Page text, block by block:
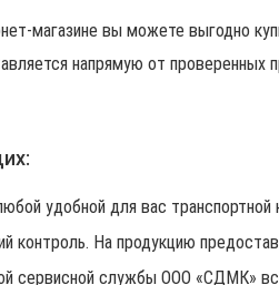
магазине вы можете выгодно
напрямую от проверенных
удобной для вас транспортной
контроль. На продукцию
сервисной службы ООО «СДМК»